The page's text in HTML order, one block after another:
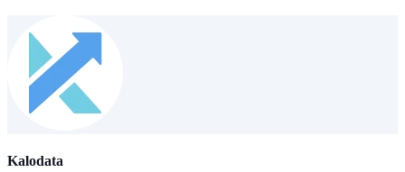
Kalodata